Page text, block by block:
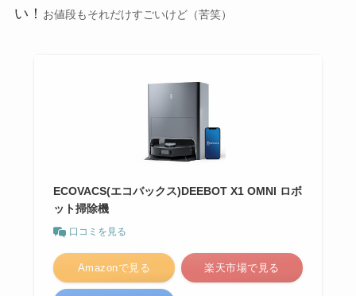
い！ お値段もそれだけすごいけど（苦笑）
ECOVACS(エコバックス)DEEBOT X1 OMNI ロボ
ット掃除機
口コミを見る
Amazonで見る 楽天市場で見る